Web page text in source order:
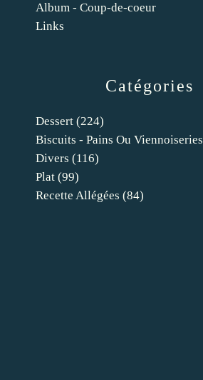
Catégories
Dessert (224)
Biscuits - Pains Ou Viennoiseries
Divers (116)
Plat (99)
Recette Allégées (84)
Album - Coup-de-coeur
Links